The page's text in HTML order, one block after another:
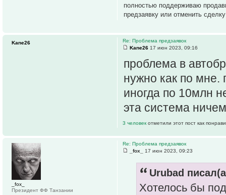
полностью поддерживаю
предзаявку или отменить
Re: Проблема предзаявок
Kane26 17 июн 2023, 09:16
проблема в
нужно как по мне.
иногда по 10млн
эта система
3 человек отметили этот пост как
Kane26
Re: Проблема предзаявок
_fox_
17 июн 2023, 09:23
Urubad
Хотелось бы
_fox_
Президент ФФ Танзании